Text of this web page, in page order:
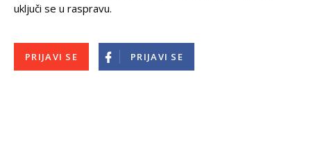
uključi se u raspravu.
PRIJAVI SE PRIJAVI SE